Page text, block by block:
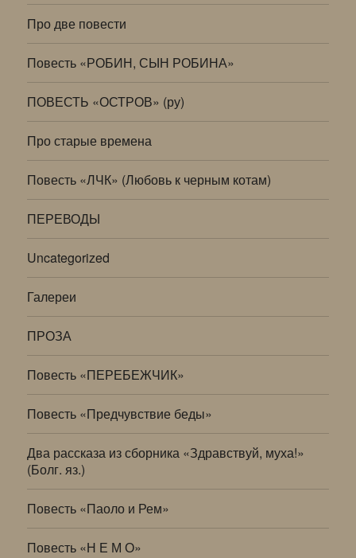
Про две повести
Повесть «РОБИН, СЫН РОБИНА»
ПОВЕСТЬ «ОСТРОВ» (ру)
Про старые времена
Повесть «ЛЧК» (Любовь к черным котам)
ПЕРЕВОДЫ
Uncategorized
Галереи
ПРОЗА
Повесть «ПЕРЕБЕЖЧИК»
Повесть «Предчувствие беды»
Два рассказа из сборника «Здравствуй, муха!»
(Болг. яз.)
Повесть «Паоло и Рем»
Повесть «Н Е М О»